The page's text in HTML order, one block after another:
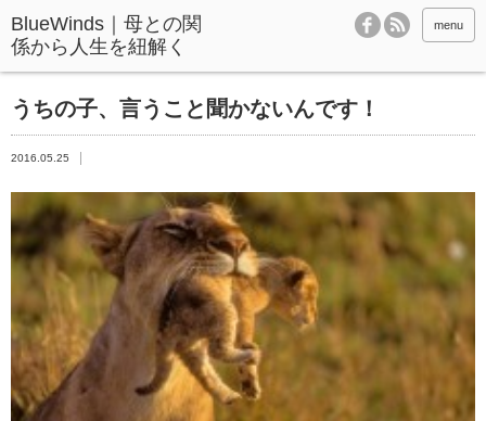
BlueWinds｜母との関
係から人生を紐解く
menu
うちの子、言うこと聞かないんです！
2016.05.25